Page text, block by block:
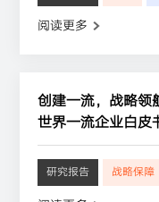
阅读更多
创建一流，战略
世界一流企业白皮
研究报告 战略保障